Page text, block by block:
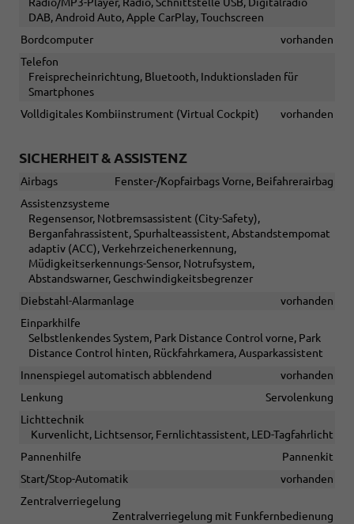
Radio/MP3-Player, Radio, Schnittstelle USB, Digitalradio
DAB, Android Auto, Apple CarPlay, Touchscreen
Bordcomputer
vorhanden
Telefon
Freisprecheinrichtung, Bluetooth, Induktionsladen für
Smartphones
Volldigitales Kombiinstrument (Virtual Cockpit)
vorhanden
SICHERHEIT & ASSISTENZ
Airbags
Fenster-/Kopfairbags Vorne, Beifahrerairbag
Assistenzsysteme
Regensensor, Notbremsassistent (City-Safety),
Berganfahrassistent, Spurhalteassistent, Abstandstempomat
adaptiv (ACC), Verkehrzeichenerkennung,
Müdigkeitserkennungs-Sensor, Notrufsystem,
Abstandswarner, Geschwindigkeitsbegrenzer
Diebstahl-Alarmanlage
vorhanden
Einparkhilfe
Selbstlenkendes System, Park Distance Control vorne, Park
Distance Control hinten, Rückfahrkamera, Ausparkassistent
Innenspiegel automatisch abblendend
vorhanden
Lenkung
Servolenkung
Lichttechnik
Kurvenlicht, Lichtsensor, Fernlichtassistent, LED-Tagfahrlicht
Pannenhilfe
Pannenkit
Start/Stop-Automatik
vorhanden
Zentralverriegelung
Zentralverriegelung mit Funkfernbedienung